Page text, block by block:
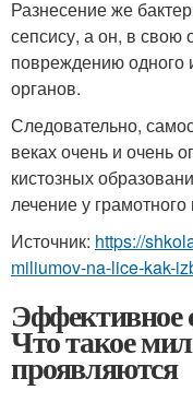
Разнесение же
сепсису, а он, в свою
повреждению одного
органов.
Следовательно,
веках очень и очень
кистозных
лечение у
Источник: https://
miliumov-na-lice-kak-
Эффективное
Что такое
проявляются